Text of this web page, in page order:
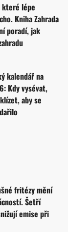
lépe
Kniha Zahrada
poradí, jak
kalendář na
Kdy vysévat,
aby se
fritézy mění
Šetří
emise při